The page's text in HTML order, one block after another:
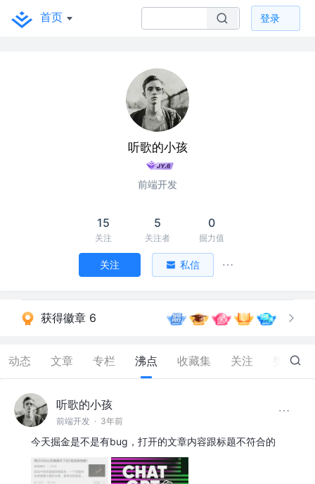
首页 登录
听歌的小孩
前端开发
15
关注
5
关注者
0
掘力值
关注 私信
获得徽章 6
动态 文章 专栏 沸点 收藏集 关注 139
听歌的小孩
前端开发 · 3年前
今天掘金是不是有bug，打开的文章内容跟标题不符合的